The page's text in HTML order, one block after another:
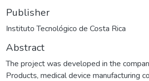
Publisher
Instituto Tecnológico de Costa Rica
Abstract
The project was developed in the
Products, medical device manufacturing